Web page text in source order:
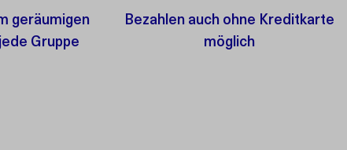
geräumigen
Gruppe
Bezahlen auch ohne Kreditkarte
möglich